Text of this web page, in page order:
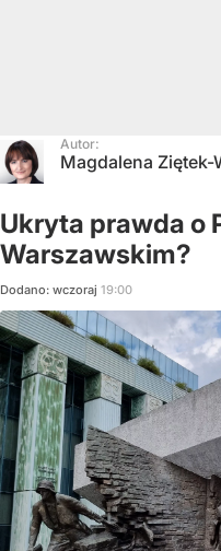
Autor:
Magdalena Ziętek-
Ukryta prawda o
Warszawskim?
Dodano: wczoraj 19:00